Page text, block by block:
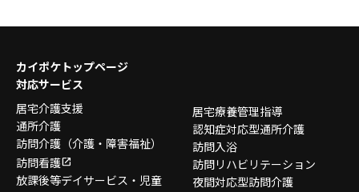
カイポケトップページ
対応サービス
居宅介護支援
通所介護
訪問介護 （介護・障害福祉）
訪問看護
放課後等デイサービス・ 児童
居宅療養管理指導
認知症対応型通所介護
訪問入浴
訪問リハビリテーション
夜間対応型訪問介護